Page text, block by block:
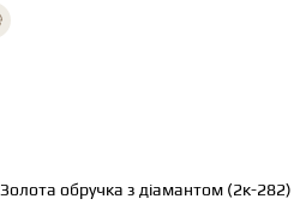
Золота обручка з діамантом (2к-282)